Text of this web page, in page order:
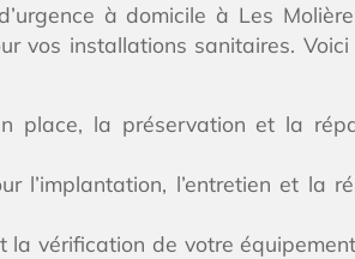
à domicile à Les
vos installations sanitaires.
place, la préservation et la
l’implantation, l’entretien et la
vérification de votre